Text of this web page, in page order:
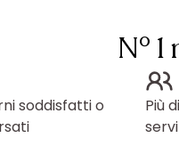
N°
soddisfatti o
Più